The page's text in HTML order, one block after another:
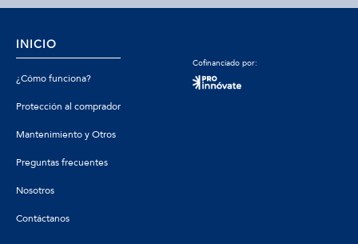
INICIO
¿Cómo funciona?
Protección al comprador
Mantenimiento y Otros
Preguntas frecuentes
Nosotros
Contáctanos
Cofinanciado por: